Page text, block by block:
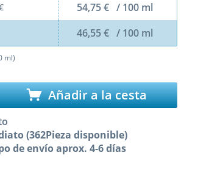
54,75 € / 100 ml
46,55 € / 100 ml
ml)
Añadir a la cesta
(362Pieza disponible)
de envío aprox. 4-6 días